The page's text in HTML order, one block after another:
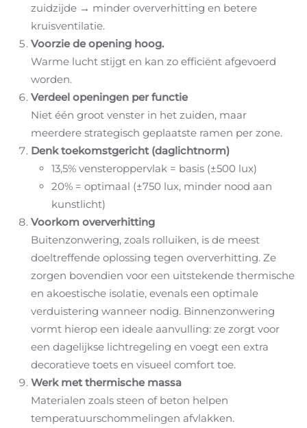
zuidzijde → minder oververhitting en betere
kruisventilatie.
Voorzie de opening hoog.
Warme lucht stijgt en kan zo efficiënt afgevoerd
worden.
Verdeel openingen per functie
Niet één groot venster in het zuiden, maar
meerdere strategisch geplaatste ramen per zone.
Denk toekomstgericht (daglichtnorm)
13,5% vensteroppervlak = basis (±500 lux)
20% = optimaal (±750 lux, minder nood aan
kunstlicht)
Voorkom oververhitting
Buitenzonwering, zoals rolluiken, is de meest
doeltreffende oplossing tegen oververhitting. Ze
zorgen bovendien voor een uitstekende thermische
en akoestische isolatie, evenals een optimale
verduistering wanneer nodig. Binnenzonwering
vormt hierop een ideale aanvulling: ze zorgt voor
een dagelijkse lichtregeling en voegt een extra
decoratieve toets en visueel comfort toe.
Werk met thermische massa
Materialen zoals steen of beton helpen
temperatuurschommelingen afvlakken.